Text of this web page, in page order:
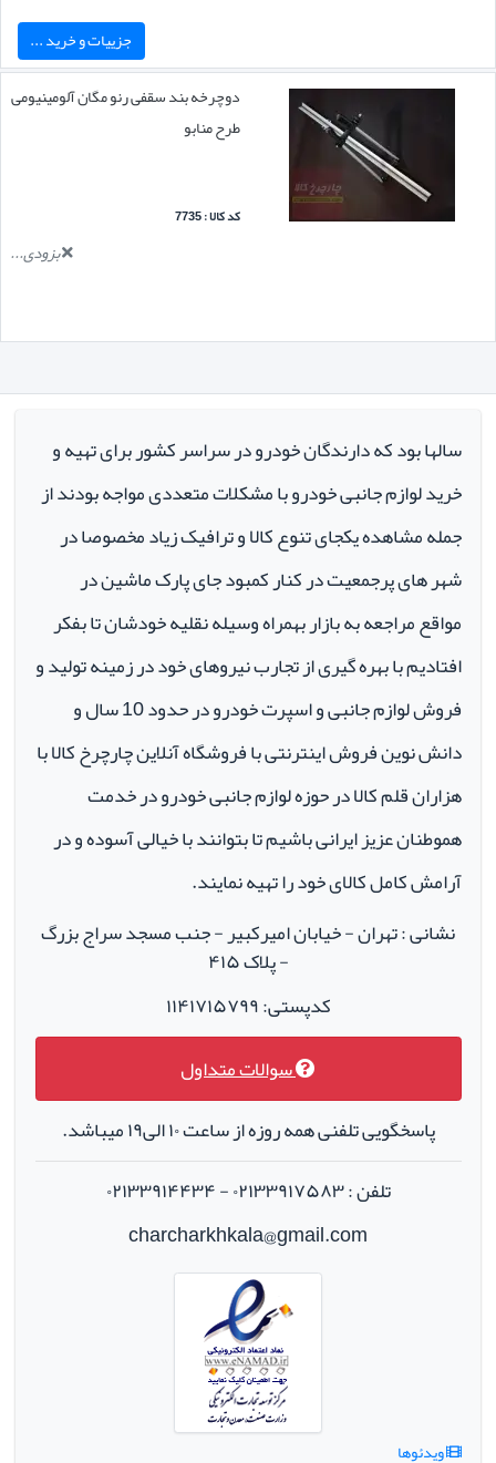
جزییات و خرید ...
دوچرخه بند سقفی رنو مگان آلومینیومی
طرح منابو
کد کالا : 7735
بزودی...
سالها بود که دارندگان خودرو در سراسر کشور برای تهیه و
خرید لوازم جانبی خودرو با مشکلات متعددی مواجه بودند از
جمله مشاهده یکجای تنوع کالا و ترافیک زیاد مخصوصا در
شهر های پرجمعیت در کنار کمبود جای پارک ماشین در
مواقع مراجعه به بازار بهمراه وسیله نقلیه خودشان تا بفکر
افتادیم با بهره گیری از تجارب نیروهای خود در زمینه تولید و
فروش لوازم جانبی و اسپرت خودرو در حدود 10 سال و
دانش نوین فروش اینترنتی با فروشگاه آنلاین چارچرخ کالا با
هزاران قلم کالا در حوزه لوازم جانبی خودرو در خدمت
هموطنان عزیز ایرانی باشیم تا بتوانند با خیالی آسوده و در
آرامش کامل کالای خود را تهیه نمایند.
نشانی : تهران - خیابان امیرکبیر - جنب مسجد سراج بزرگ
- پلاک ۴۱۵
کدپستی: ۱۱۴۱۷۱۵۷۹۹
سوالات متداول
پاسخگویی تلفنی همه روزه از ساعت ۱۰ الی۱۹ میباشد.
تلفن : ۰۲۱۳۳۹۱۷۵۸۳ - ۰۲۱۳۳۹۱۴۴۳۴
charcharkhkala@gmail.com
ویدئوها